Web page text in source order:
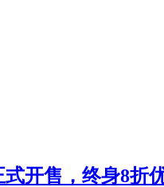
开售，终身8